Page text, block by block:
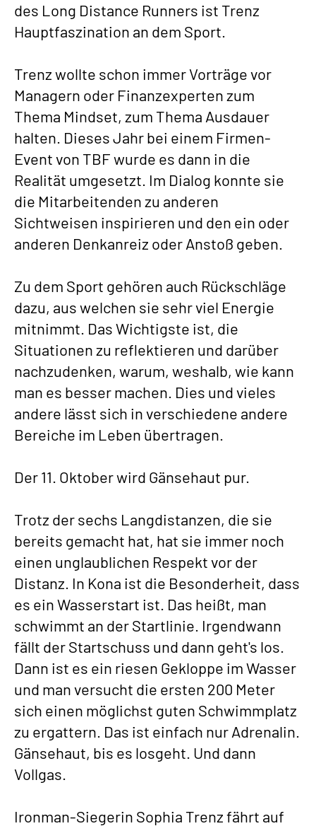
des Long Distance Runners ist Trenz
Hauptfaszination an dem Sport.
Trenz wollte schon immer Vorträge vor
Managern oder Finanzexperten zum
Thema Mindset, zum Thema Ausdauer
halten. Dieses Jahr bei einem Firmen-
Event von TBF wurde es dann in die
Realität umgesetzt. Im Dialog konnte sie
die Mitarbeitenden zu anderen
Sichtweisen inspirieren und den ein oder
anderen Denkanreiz oder Anstoß geben.
Zu dem Sport gehören auch Rückschläge
dazu, aus welchen sie sehr viel Energie
mitnimmt. Das Wichtigste ist, die
Situationen zu reflektieren und darüber
nachzudenken, warum, weshalb, wie kann
man es besser machen. Dies und vieles
andere lässt sich in verschiedene andere
Bereiche im Leben übertragen.
Der 11. Oktober wird Gänsehaut pur.
Trotz der sechs Langdistanzen, die sie
bereits gemacht hat, hat sie immer noch
einen unglaublichen Respekt vor der
Distanz. In Kona ist die Besonderheit, dass
es ein Wasserstart ist. Das heißt, man
schwimmt an der Startlinie. Irgendwann
fällt der Startschuss und dann geht's los.
Dann ist es ein riesen Gekloppe im Wasser
und man versucht die ersten 200 Meter
sich einen möglichst guten Schwimmplatz
zu ergattern. Das ist einfach nur Adrenalin.
Gänsehaut, bis es losgeht. Und dann
Vollgas.
Ironman-Siegerin Sophia Trenz fährt auf